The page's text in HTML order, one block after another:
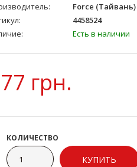
Force (Тайвань)
4458524
Есть в наличии
грн.
КОЛИЧЕСТВО